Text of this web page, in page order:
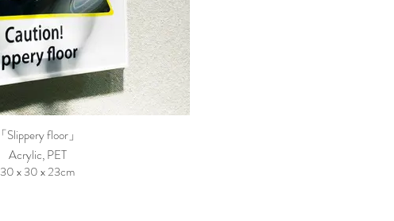
「Slippery floor」
Acrylic, PET
30 x 30 x 23cm